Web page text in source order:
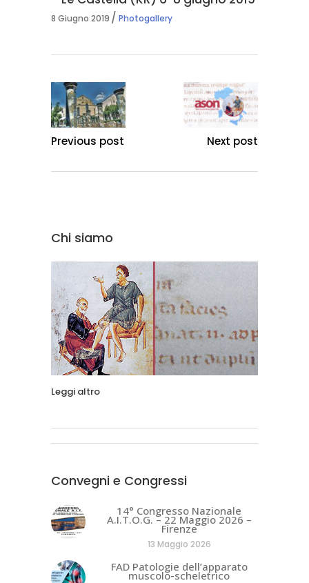
8 Giugno 2019 Photogallery
Previous post Next post
Chi siamo
Leggi altro
Convegni e Congressi
14° Congresso Nazionale
A.I.T.O.G. – 22 Maggio 2026 –
Firenze
13 Maggio 2026
FAD Patologie dell’apparato
muscolo-scheletrico